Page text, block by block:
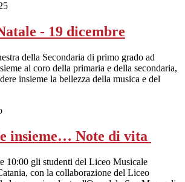
- 19 dicembre
della Secondaria di primo grado ad
al coro della primaria e della secondaria,
insieme la bellezza della musica e del
insieme… Note di vita
10:00 gli studenti del Liceo Musicale
con la collaborazione del Liceo